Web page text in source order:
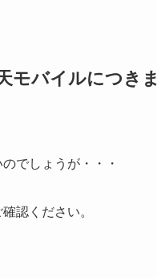
モバイルにつき
でしょうが・・・
認ください。